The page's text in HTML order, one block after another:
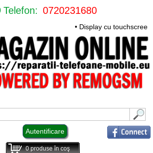
Telefon: 0720231680
• Display cu
Autentificare
0produse în coş